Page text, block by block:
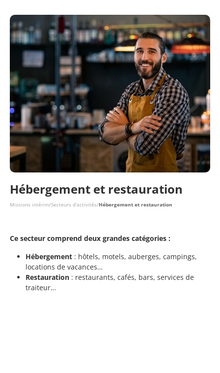
Hébergement et restauration
Missions intérim/Secteurs d’activités/Hébergement et restauration
Ce secteur comprend deux grandes catégories :
Hébergement : hôtels, motels, auberges, campings,
locations de vacances…
Restauration : restaurants, cafés, bars, services de
traiteur…